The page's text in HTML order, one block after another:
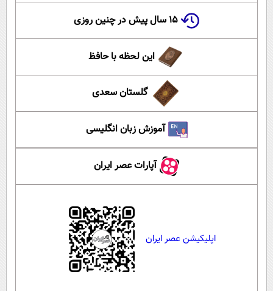
۱۵ سال پیش در چنین روزی
این لحظه با حافظ
گلستان سعدی
آموزش زبان انگلیسی
آپارات عصر ایران
اپلیکیشن عصر ایران